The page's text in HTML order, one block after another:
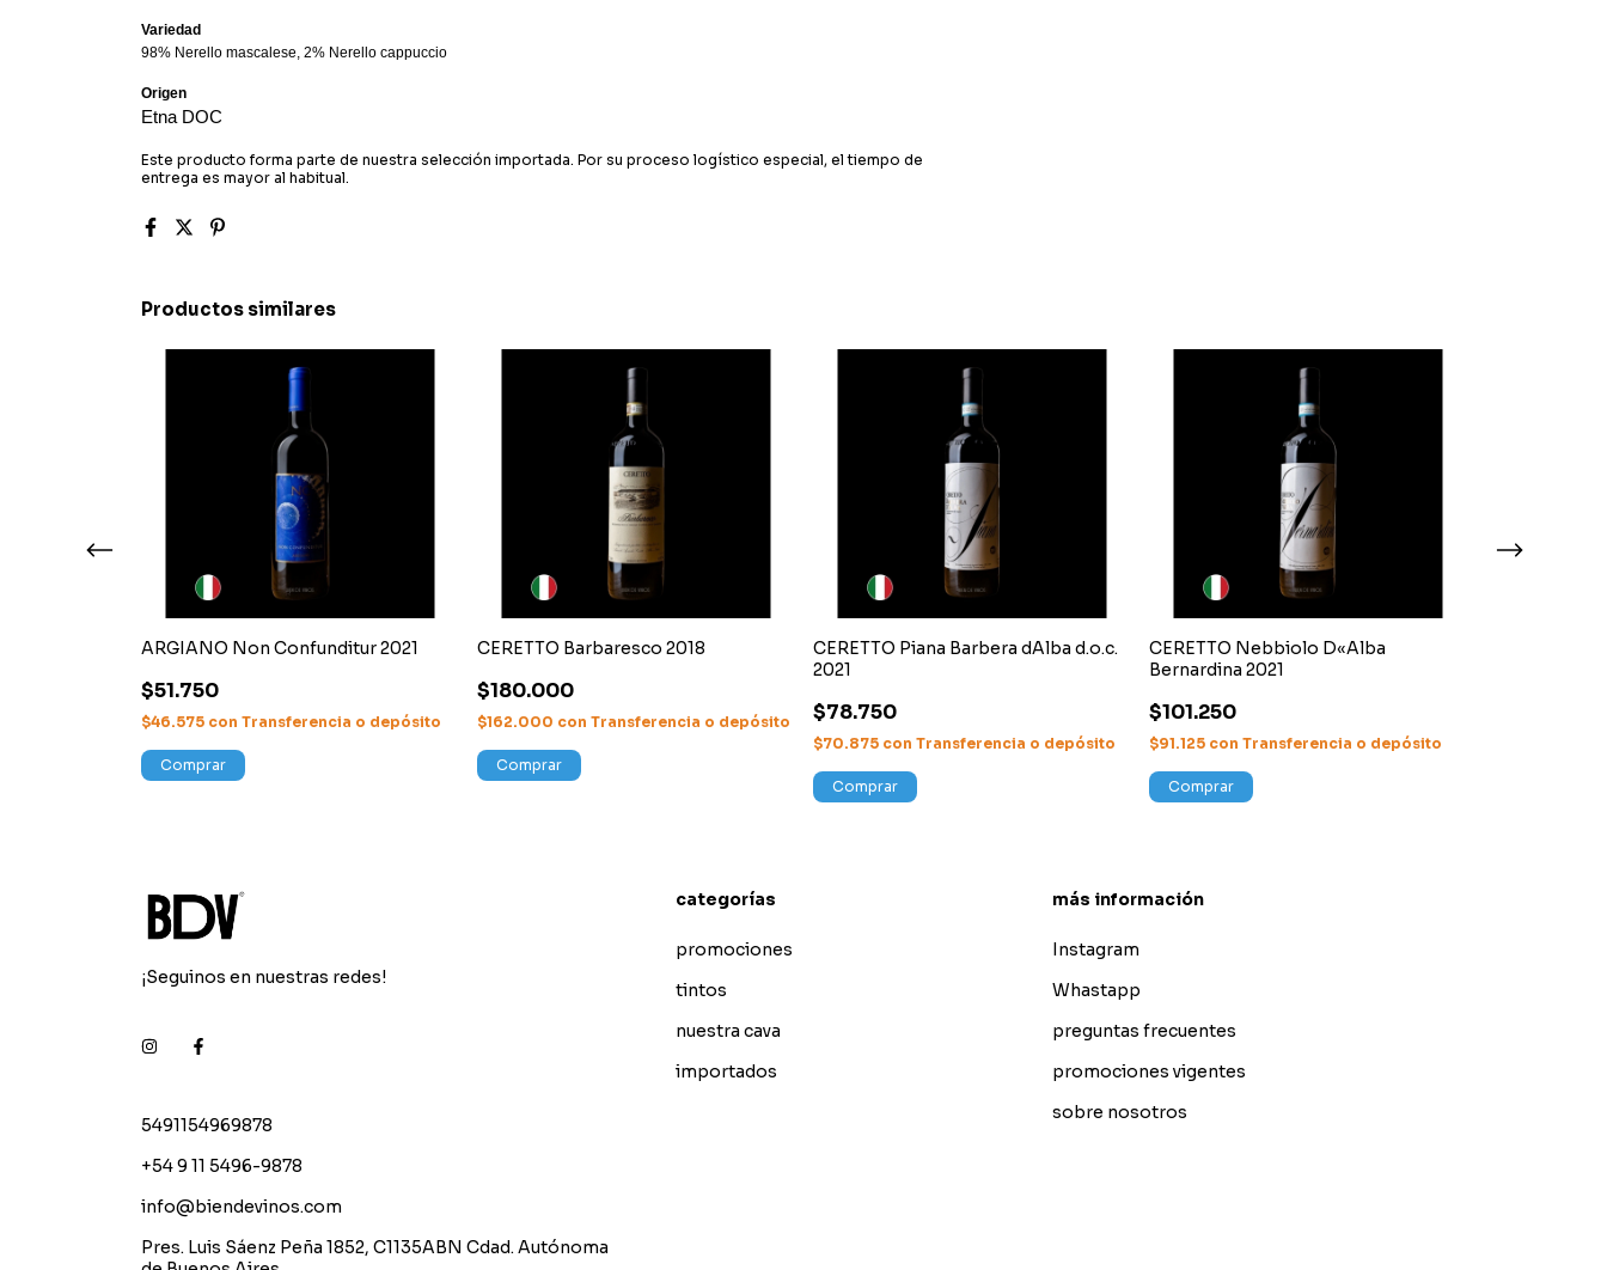
Variedad
98% Nerello mascalese, 2% Nerello cappuccio
Origen
Etna DOC
Este producto forma parte de nuestra selección importada. Por su proceso logístico especial, el tiempo de
entrega es mayor al habitual.
Productos similares
ARGIANO Non Confunditur 2021
$51.750
$46.575 con Transferencia o depósito
Comprar
CERETTO Barbaresco 2018
$180.000
$162.000 con Transferencia o depósito
Comprar
CERETTO Piana Barbera dAlba d.o.c.
2021
$78.750
$70.875 con Transferencia o depósito
Comprar
CERETTO Nebbiolo D«Alba
Bernardina 2021
$101.250
$91.125 con Transferencia o depósito
Comprar
¡Seguinos en nuestras redes!
5491154969878
+54 9 11 5496-9878
info@biendevinos.com
Pres. Luis Sáenz Peña 1852, C1135ABN Cdad. Autónoma
categorías
promociones
tintos
nuestra cava
importados
más información
Instagram
Whastapp
preguntas frecuentes
promociones vigentes
sobre nosotros